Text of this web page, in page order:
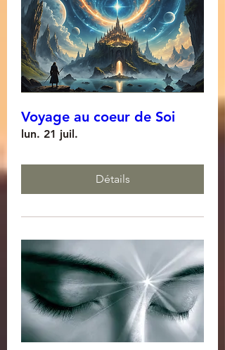
Voyage au coeur de Soi
lun. 21 juil.
Détails